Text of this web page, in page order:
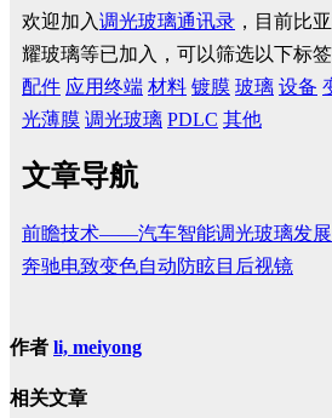
欢迎加入调光玻璃通讯录 ，目前比
耀玻璃等已加入，可以筛选以下标
配件 应用终端 材料 镀膜 玻璃 设备
光薄膜 调光玻璃 PDLC 其他
文章导航
前瞻技术——汽车智能调光玻璃发
奔驰电致变色自动防眩目后视镜
作者 li, meiyong
相关文章